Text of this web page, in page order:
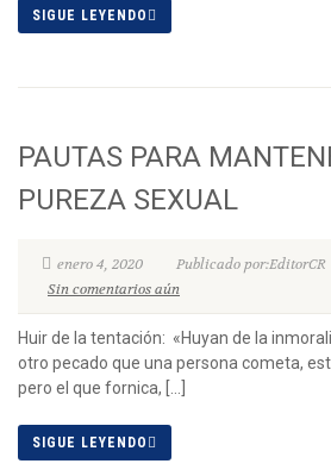
SIGUE LEYENDO
PAUTAS PARA
PUREZA SEXUAL
enero 4, 2020 Publicado por:EditorCR
Sin comentarios aún
Huir de la tentación: «Huyan de la
otro pecado que una persona cometa,
pero el que fornica, […]
SIGUE LEYENDO